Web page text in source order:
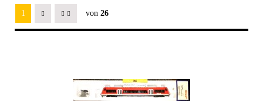
1 von 26